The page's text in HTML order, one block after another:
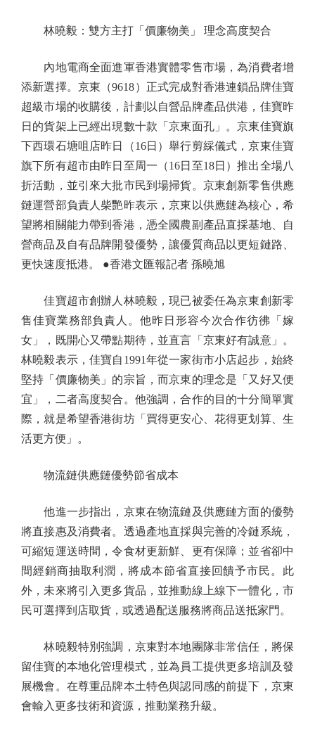
林曉毅：雙方主打「價廉物美」 理念高度契合
內地電商全面進軍香港實體零售市場，為消費者增
添新選擇。京東（9618）正式完成對香港連鎖品牌佳寶
超級市場的收購後，計劃以自營品牌產品供港，佳寶昨
日的貨架上已經出現數十款「京東面孔」。京東佳寶旗
下西環石塘咀店昨日（16日）舉行剪綵儀式，京東佳寶
旗下所有超市由昨日至周一（16日至18日）推出全場八
折活動，並引來大批市民到場掃貨。京東創新零售供應
鏈運營部負責人柴艷昨表示，京東以供應鏈為核心，希
望將相關能力帶到香港，憑全國農副產品直採基地、自
營商品及自有品牌開發優勢，讓優質商品以更短鏈路、
更快速度抵港。 ●香港文匯報記者 孫曉旭
佳寶超市創辦人林曉毅，現已被委任為京東創新零
售佳寶業務部負責人。他昨日形容今次合作彷彿「嫁
女」，既開心又帶點期待，並直言「京東好有誠意」。
林曉毅表示，佳寶自1991年從一家街市小店起步，始終
堅持「價廉物美」的宗旨，而京東的理念是「又好又便
宜」，二者高度契合。他強調，合作的目的十分簡單實
際，就是希望香港街坊「買得更安心、花得更划算、生
活更方便」。
物流鏈供應鏈優勢節省成本
他進一步指出，京東在物流鏈及供應鏈方面的優勢
將直接惠及消費者。透過產地直採與完善的冷鏈系統，
可縮短運送時間，令食材更新鮮、更有保障；並省卻中
間經銷商抽取利潤，將成本節省直接回饋予市民。此
外，未來將引入更多貨品，並推動線上線下一體化，市
民可選擇到店取貨，或透過配送服務將商品送抵家門。
林曉毅特別強調，京東對本地團隊非常信任，將保
留佳寶的本地化管理模式，並為員工提供更多培訓及發
展機會。在尊重品牌本土特色與認同感的前提下，京東
會輸入更多技術和資源，推動業務升級。